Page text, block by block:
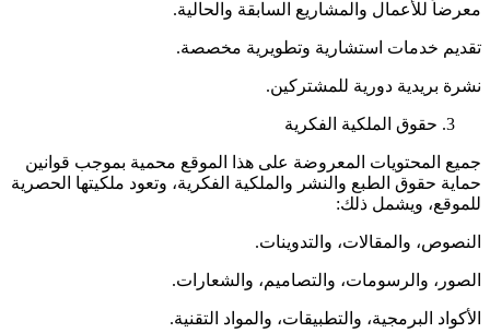
معرضاً للأعمال والمشاريع السابقة والحالية.
تقديم خدمات استشارية وتطويرية مخصصة.
نشرة بريدية دورية للمشتركين.
حقوق الملكية الفكرية
جميع المحتويات المعروضة على هذا الموقع محمية بموجب قوانين
حماية حقوق الطبع والنشر والملكية الفكرية، وتعود ملكيتها الحصرية
للموقع، ويشمل ذلك:
النصوص، والمقالات، والتدوينات.
الصور، والرسومات، والتصاميم، والشعارات.
الأكواد البرمجية، والتطبيقات، والمواد التقنية.